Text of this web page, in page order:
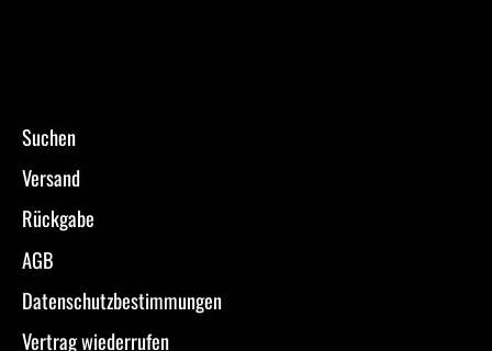
Suchen
Versand
Rückgabe
AGB
Datenschutzbestimmungen
Vertrag wiederrufen